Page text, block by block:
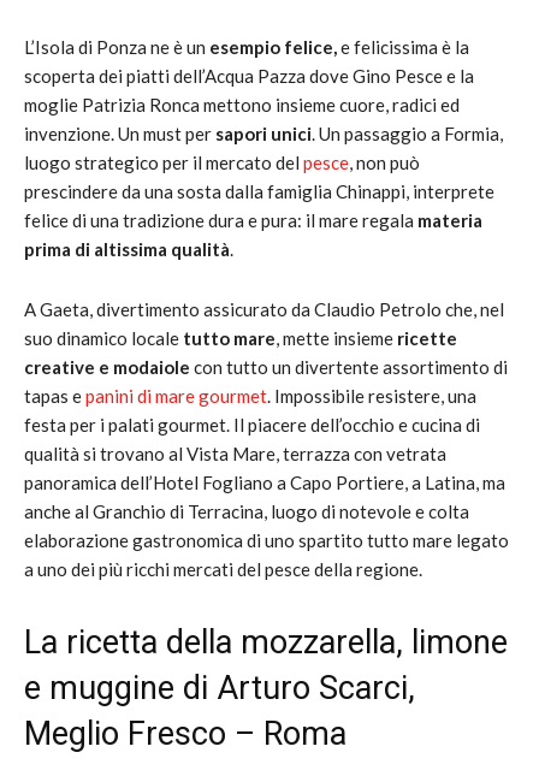
L’Isola di Ponza ne è un esempio felice,e felicissima è la
scoperta dei piatti dell’Acqua Pazza dove Gino Pesce e la
moglie Patrizia Ronca mettono insieme cuore, radici ed
invenzione. Un must per sapori unici. Un passaggio a Formia,
luogo strategico per il mercato del pesce, non può
prescindere da una sosta dalla famiglia Chinappi, interprete
felice di una tradizione dura e pura: il mare regala materia
prima di altissima qualità.
A Gaeta, divertimento assicurato da Claudio Petrolo che, nel
suo dinamico locale tutto mare, mette insieme ricette
creative e modaiole con tutto un divertente assortimento di
tapas epanini di mare gourmet. Impossibile resistere, una
festa per i palati gourmet. Il piacere dell’occhio e cucina di
qualità si trovano al Vista Mare, terrazza con vetrata
panoramica dell’Hotel Fogliano a Capo Portiere, a Latina, ma
anche al Granchio di Terracina, luogo di notevole e colta
elaborazione gastronomica di uno spartito tutto mare legato
a uno dei più ricchi mercati del pesce della regione.
La ricetta della mozzarella, limone
e muggine di Arturo Scarci,
Meglio Fresco – Roma